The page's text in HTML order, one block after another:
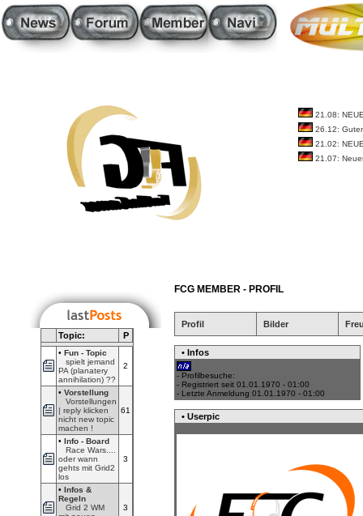
21.08:
26.12:
21.02:
21.07:
Topic: P
• Fun - Topic
spielt jemand
PA (planatery
annihilation) ??
2
• Vorstellung
Vorstellungen
| reply klicken
nicht new topic
machen !
61
• Info - Board
Race Wars....
oder wann
gehts mit Grid2
los
3
• Infos &
Regeln
Grid 2 WM
3
FCG MEMBER - PROFIL
Profil Bilder
• Infos
- Profilbesuche:
- Registriert seit 01.01.1970 - 01:00
- Letzte Anmeldung 01.01.1970 - 01:00
• Userpic